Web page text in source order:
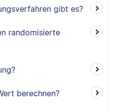
gibt es?
randomisierte
berechnen?